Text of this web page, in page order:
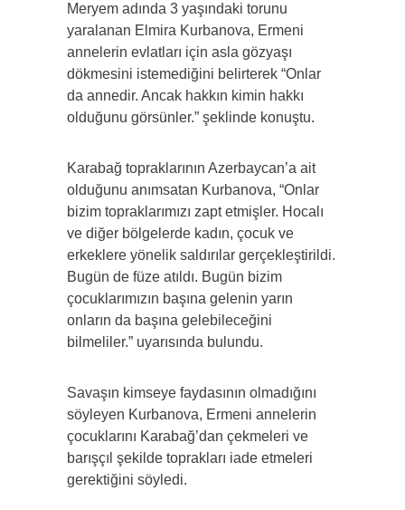
Meryem adında 3 yaşındaki torunu
yaralanan Elmira Kurbanova, Ermeni
annelerin evlatları için asla gözyaşı
dökmesini istemediğini belirterek “Onlar
da annedir. Ancak hakkın kimin hakkı
olduğunu görsünler.” şeklinde konuştu.
Karabağ topraklarının Azerbaycan’a ait
olduğunu anımsatan Kurbanova, “Onlar
bizim topraklarımızı zapt etmişler. Hocalı
ve diğer bölgelerde kadın, çocuk ve
erkeklere yönelik saldırılar gerçekleştirildi.
Bugün de füze atıldı. Bugün bizim
çocuklarımızın başına gelenin yarın
onların da başına gelebileceğini
bilmeliler.” uyarısında bulundu.
Savaşın kimseye faydasının olmadığını
söyleyen Kurbanova, Ermeni annelerin
çocuklarını Karabağ’dan çekmeleri ve
barışçıl şekilde toprakları iade etmeleri
gerektiğini söyledi.